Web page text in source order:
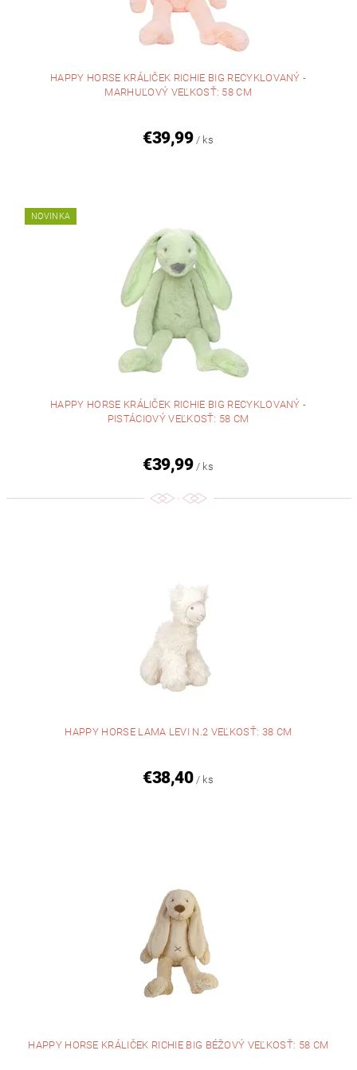
HAPPY HORSE KRÁLIČEK RICHIE BIG RECYKLOVANÝ -
MARHUĽOVÝ VEĽKOSŤ: 58 CM
€39,99 / ks
NOVINKA
HAPPY HORSE KRÁLIČEK RICHIE BIG RECYKLOVANÝ -
PISTÁCIOVÝ VEĽKOSŤ: 58 CM
€39,99 / ks
HAPPY HORSE LAMA LEVI N.2 VEĽKOSŤ: 38 CM
€38,40 / ks
HAPPY HORSE KRÁLIČEK RICHIE BIG BÉŽOVÝ VEĽKOSŤ: 58 CM